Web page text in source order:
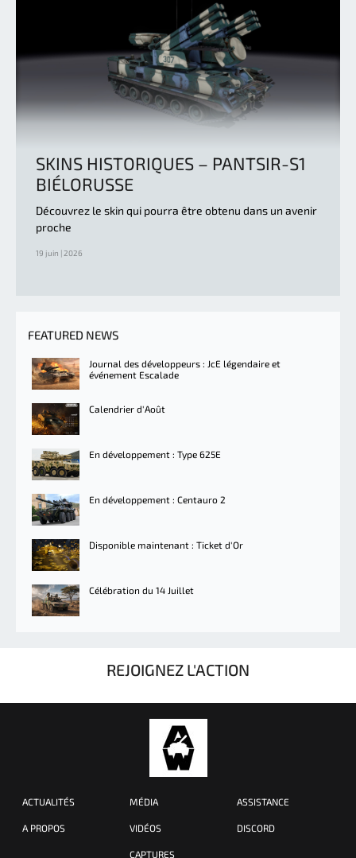
SKINS HISTORIQUES – PANTSIR-S1
BIÉLORUSSE
Découvrez le skin qui pourra être obtenu dans un avenir
proche
19 juin | 2026
FEATURED NEWS
Journal des développeurs : JcE légendaire et
événement Escalade
Calendrier d'Août
En développement : Type 625E
En développement : Centauro 2
Disponible maintenant : Ticket d'Or
Célébration du 14 Juillet
REJOIGNEZ L'ACTION
ACTUALITÉS
A PROPOS
MÉDIA
VIDÉOS
CAPTURES
ASSISTANCE
DISCORD